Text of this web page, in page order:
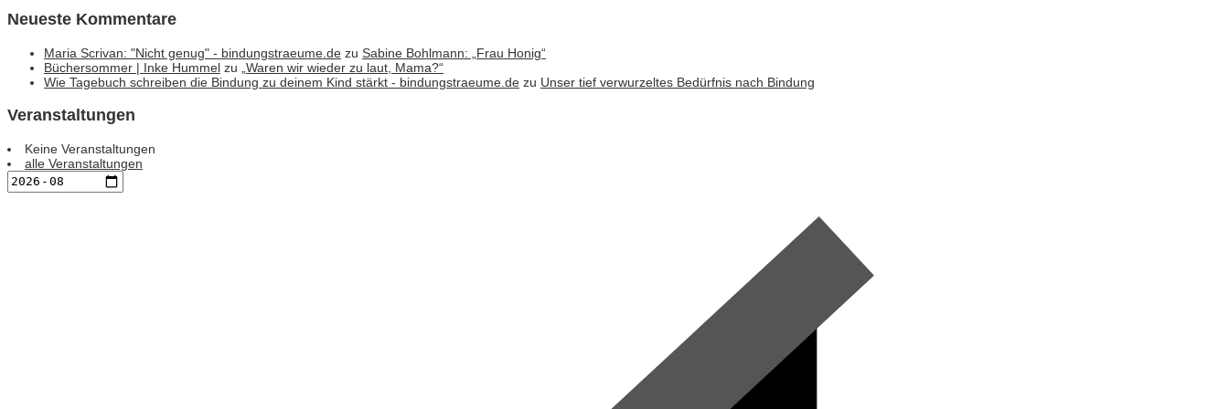
Neueste Kommentare
Maria Scrivan: "Nicht genug" - bindungstraeume.de zu Sabine Bohlmann: „Frau Honig“
Büchersommer | Inke Hummel zu
„Waren wir wieder zu laut, Mama?“
Wie Tagebuch schreiben die Bindung zu deinem Kind stärkt - bindungstraeume.de zu Unser tief verwurzeltes Bedürfnis nach Bindung
Veranstaltungen
Keine Veranstaltungen
alle Veranstaltungen